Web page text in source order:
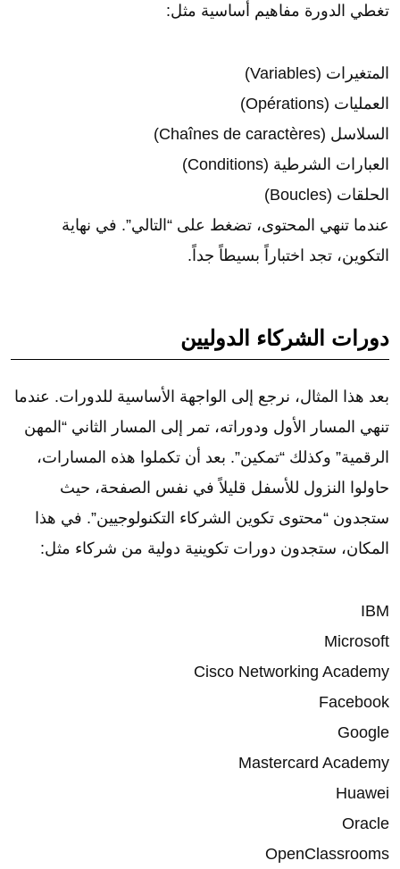
تغطي الدورة مفاهيم أساسية مثل:
المتغيرات (Variables)
العمليات (Opérations)
السلاسل (Chaînes de caractères)
العبارات الشرطية (Conditions)
الحلقات (Boucles)
عندما تنهي المحتوى، تضغط على “التالي”. في نهاية
التكوين، تجد اختباراً بسيطاً جداً.
دورات الشركاء الدوليين
بعد هذا المثال، نرجع إلى الواجهة الأساسية للدورات. عندما
تنهي المسار الأول ودوراته، تمر إلى المسار الثاني “المهن
الرقمية” وكذلك “تمكين”. بعد أن تكملوا هذه المسارات،
حاولوا النزول للأسفل قليلاً في نفس الصفحة، حيث
ستجدون “محتوى تكوين الشركاء التكنولوجيين”. في هذا
المكان، ستجدون دورات تكوينية دولية من شركاء مثل:
IBM
Microsoft
Cisco Networking Academy
Facebook
Google
Mastercard Academy
Huawei
Oracle
OpenClassrooms